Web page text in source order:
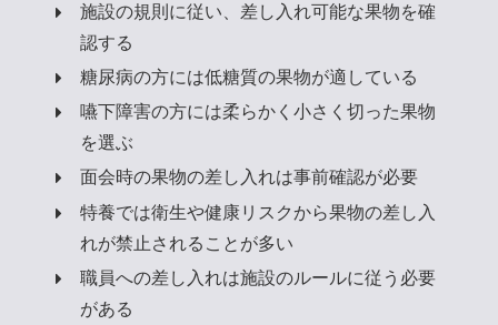
施設の規則に従い、差し入れ可能な果物を確
認する
糖尿病の方には低糖質の果物が適している
嚥下障害の方には柔らかく小さく切った果物
を選ぶ
面会時の果物の差し入れは事前確認が必要
特養では衛生や健康リスクから果物の差し入
れが禁止されることが多い
職員への差し入れは施設のルールに従う必要
がある